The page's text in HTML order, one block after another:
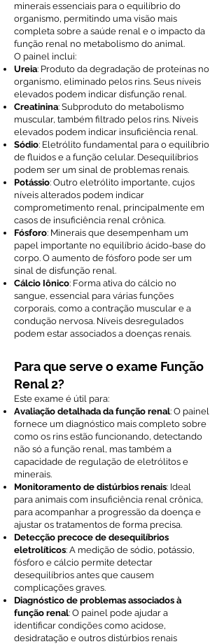
minerais essenciais para o equilíbrio do
organismo, permitindo uma visão mais
completa sobre a saúde renal e o impacto da
função renal no metabolismo do animal.
O painel inclui:
Ureia: Produto da degradação de proteínas no
organismo, eliminado pelos rins. Seus níveis
elevados podem indicar disfunção renal.
Creatinina: Subproduto do metabolismo
muscular, também filtrado pelos rins. Níveis
elevados podem indicar insuficiência renal.
Sódio: Eletrólito fundamental para o equilíbrio
de fluidos e a função celular. Desequilíbrios
podem ser um sinal de problemas renais.
Potássio: Outro eletrólito importante, cujos
níveis alterados podem indicar
comprometimento renal, principalmente em
casos de insuficiência renal crônica.
Fósforo: Minerais que desempenham um
papel importante no equilíbrio ácido-base do
corpo. O aumento de fósforo pode ser um
sinal de disfunção renal.
Cálcio Iônico: Forma ativa do cálcio no
sangue, essencial para várias funções
corporais, como a contração muscular e a
condução nervosa. Níveis desregulados
podem estar associados a doenças renais.
Para que serve o exame Função
Renal 2?
Este exame é útil para:
Avaliação detalhada da função renal: O painel
fornece um diagnóstico mais completo sobre
como os rins estão funcionando, detectando
não só a função renal, mas também a
capacidade de regulação de eletrólitos e
minerais.
Monitoramento de distúrbios renais: Ideal
para animais com insuficiência renal crônica,
para acompanhar a progressão da doença e
ajustar os tratamentos de forma precisa.
Detecção precoce de desequilíbrios
eletrolíticos: A medição de sódio, potássio,
fósforo e cálcio permite detectar
desequilíbrios antes que causem
complicações graves.
Diagnóstico de problemas associados à
função renal: O painel pode ajudar a
identificar condições como acidose,
desidratação e outros distúrbios renais